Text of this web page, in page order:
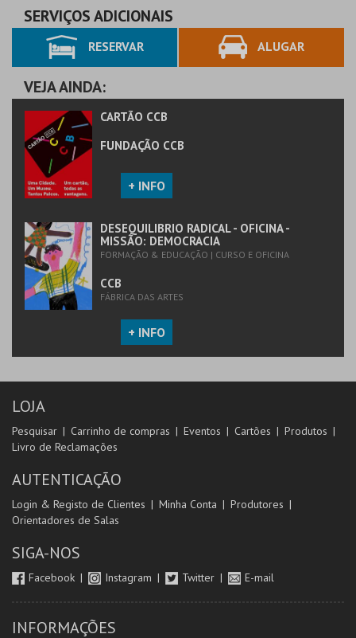
>65 | ANUAL
MAIS INFO
COMPRAR
MAIS INFO
SERVIÇOS ADICIONAIS
RESERVAR ALUGAR
VEJA AINDA:
CARTÃO CCB
FUNDAÇÃO CCB
+ INFO
DESEQUILIBRIO RADICAL - OFICINA -
MISSÃO: DEMOCRACIA
FORMAÇÃO & EDUCAÇÃO | CURSO E OFICINA
CCB
FÁBRICA DAS ARTES
+ INFO
LOJA
Pesquisar Carrinho de compras Eventos Cartões
Produtos
Livro de Reclamações
AUTENTICAÇÃO
Login & Registo de Clientes Minha Conta
Produtores
Orientadores de Salas
SIGA-NOS
Facebook Instagram Twitter E-mail
INFORMAÇÕES